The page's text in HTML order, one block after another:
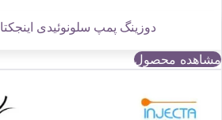
دوزینگ پمپ سلونوئیدی اینجکتا HYDRA PR
مشاهده محصول